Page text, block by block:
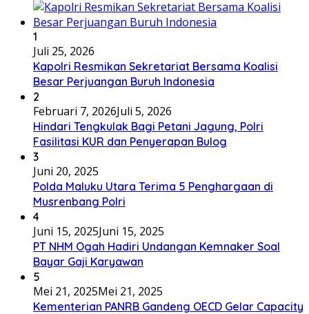
1
Juli 25, 2026
Kapolri Resmikan Sekretariat Bersama Koalisi
Besar Perjuangan Buruh Indonesia
2
Februari 7, 2026Juli 5, 2026
Hindari Tengkulak Bagi Petani Jagung, Polri
Fasilitasi KUR dan Penyerapan Bulog
3
Juni 20, 2025
Polda Maluku Utara Terima 5 Penghargaan di
Musrenbang Polri
4
Juni 15, 2025Juni 15, 2025
PT NHM Ogah Hadiri Undangan Kemnaker Soal
Bayar Gaji Karyawan
5
Mei 21, 2025Mei 21, 2025
Kementerian PANRB Gandeng OECD Gelar Capacity